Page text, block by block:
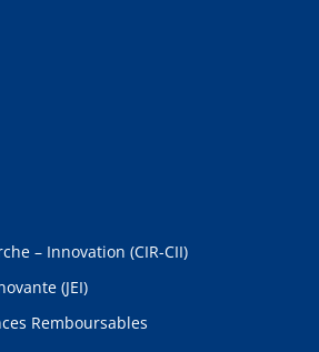
– Innovation (CIR-CII)
(JEI)
Remboursables